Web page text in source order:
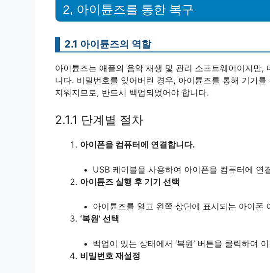
2, 아이튠즈를 통한 복구
2.1 아이튠즈의 역할
아이튠즈는 애플의 음악 재생 및 관리 소프트웨어이지만,
니다. 비밀번호를 잊어버린 경우, 아이튠즈를 통해 기기
지워지므로, 반드시 백업되었어야 합니다.
2.1.1 단계별 절차
아이폰을 컴퓨터에 연결합니다.
USB 케이블을 사용하여 아이폰을 컴퓨터에 연
아이튠즈 실행 후 기기 선택
아이튠즈를 열고 왼쪽 상단에 표시되는 아이폰
‘복원’ 선택
백업이 있는 상태에서 ‘복원’ 버튼을 클릭하여
비밀번호 재설정